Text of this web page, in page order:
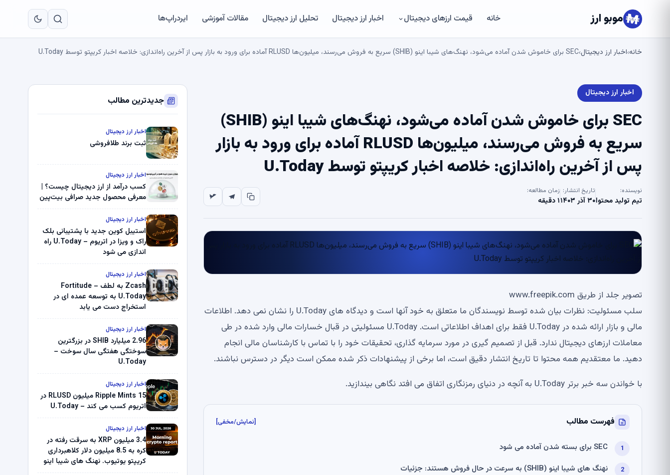
موبو ارز خانه قیمت ارزهای دیجیتال اخبار ارز دیجیتال تحلیل ارز دیجیتال مقالات آموزشی ایردراپ‌ها
خانه›اخبار ارز دیجیتال›SEC برای خاموش شدن آماده می‌شود، نهنگ‌های شیبا اینو (SHIB) سریع به فروش می‌رسند، میلیون‌ها RLUSD آماده برای ورود به بازار پس از آخرین راه‌اندازی: خلاصه اخبار کریپتو توسط U.Today
اخبار ارز دیجیتال
SEC برای خاموش شدن آماده می‌شود، نهنگ‌های شیبا اینو (SHIB)
سریع به فروش می‌رسند، میلیون‌ها RLUSD آماده برای ورود به بازار
پس از آخرین راه‌اندازی: خلاصه اخبار کریپتو توسط U.Today
نویسنده:
تیم تولید محتوا
تاریخ انتشار:
۳۰ آذر ۱۴۰۳
زمان مطالعه:
۱ دقیقه
تصویر جلد از طریق www.freepik.com
سلب مسئولیت: نظرات بیان شده توسط نویسندگان ما متعلق به خود آنها است و دیدگاه های U.Today را نشان نمی دهد. اطلاعات
مالی و بازار ارائه شده در U.Today فقط برای اهداف اطلاعاتی است. U.Today مسئولیتی در قبال خسارات مالی وارد شده در طی
معاملات ارزهای دیجیتال ندارد. قبل از تصمیم گیری در مورد سرمایه گذاری، تحقیقات خود را با تماس با کارشناسان مالی انجام
دهید. ما معتقدیم همه محتوا تا تاریخ انتشار دقیق است، اما برخی از پیشنهادات ذکر شده ممکن است دیگر در دسترس نباشند.
با خواندن سه خبر برتر U.Today به آنچه در دنیای رمزنگاری اتفاق می افتد نگاهی بیندازید.
فهرست مطالب [نمایش/مخفی]
SEC برای بسته شدن آماده می شود
نهنگ های شیبا اینو (SHIB) به سرعت در حال فروش هستند: جزئیات
جدیدترین مطالب
اخبار ارز دیجیتال
ثبت برند طلافروشی
اخبار ارز دیجیتال
کسب درآمد از ارز دیجیتال چیست؟ |
معرفی محصول جدید صرافی بیت‌پین
اخبار ارز دیجیتال
استیبل کوین جدید با پشتیبانی بلک
راک و ویزا در اتریوم – U.Today راه
اندازی می شود
اخبار ارز دیجیتال
Zcash به لطف Fortitude –
U.Today به توسعه عمده ای در
استخراج دست می یابد
اخبار ارز دیجیتال
2.96 میلیارد SHIB در بزرگترین
سوختگی هفتگی سال سوخت –
U.Today
اخبار ارز دیجیتال
Ripple Mints 15 میلیون RLUSD در
اتریوم کسب می کند – U.Today
اخبار ارز دیجیتال
3.4 میلیون XRP به سرقت رفته در
کره به 8.5 میلیون دلار کلاهبرداری
کریپتو یوتیوب. نهنگ های شیبا اینو